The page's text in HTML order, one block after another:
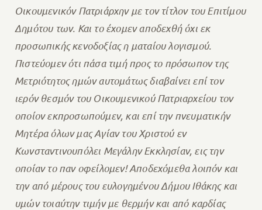
Οικουμενικόν Πατριάρχην με τον τίτλον του Επιτίμου
Δημότου των. Και το έχομεν αποδεχθή όχι εκ
προσωπικής κενοδοξίας η ματαίου λογισμού.
Πιστεύομεν ότι πάσα τιμή προς το πρόσωπον της
Μετριότητος ημών αυτομάτως διαβαίνει επί τον
ιερόν θεσμόν του Οικουμενικού Πατριαρχείου τον
οποίον εκπροσωπούμεν, και επί την πνευματικήν
Μητέρα όλων μας Αγίαν του Χριστού εν
Κωνσταντινουπόλει Μεγάλην Εκκλησίαν, εις την
οποίαν το παν οφείλομεν! Αποδεχόμεθα λοιπόν και
την από μέρους του ευλογημένου Δήμου Ιθάκης και
υμών τοιαύτην τιμήν με θερμήν και από καρδίας